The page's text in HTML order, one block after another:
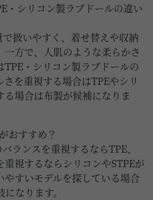
・シリコン製ラブドールの違い
扱いやすく、着せ替えや収納
方で、人肌のような柔らかさ
・シリコン製ラブドールの
を重視する場合はTPEやシリ
る場合は布製が候補になりま
おすすめ？
ランスを重視するならTPE、
重視するならシリコンやSTPEが
すいモデルを探している場合
なります。